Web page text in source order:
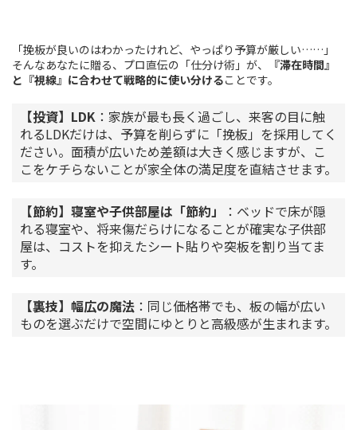
「挽板が良いのはわかったけれど、やっぱり予算が厳しい……」
そんなあなたに贈る、プロ直伝の「仕分け術」が、
『滞在時間』
と『視線』に合わせて戦略的に使い分けることです。
【投資】 LDK ：家族が最も長く過ごし、来客の目に触
れるLDKだけは、予算を削らずに「挽板」を採用してく
ださい。面積が広いため差額は大きく感じますが、こ
こをケチらないことが家全体の満足度を直結させます。
【節約】寝室や子供部屋は「節約」
：ベッドで床が隠
れる寝室や、将来傷だらけになることが確実な子供部
屋は、コストを抑えたシート貼りや突板を割り当てま
す。
【裏技】幅広の魔法 ：同じ価格帯でも、板の幅が広い
ものを選ぶだけで空間にゆとりと高級感が生まれます。